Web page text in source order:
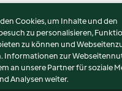
Cookies, um Inhalte und den
zu personalisieren,
zu können und
Informationen zur
an unsere Partner für soziale
Analysen weiter.